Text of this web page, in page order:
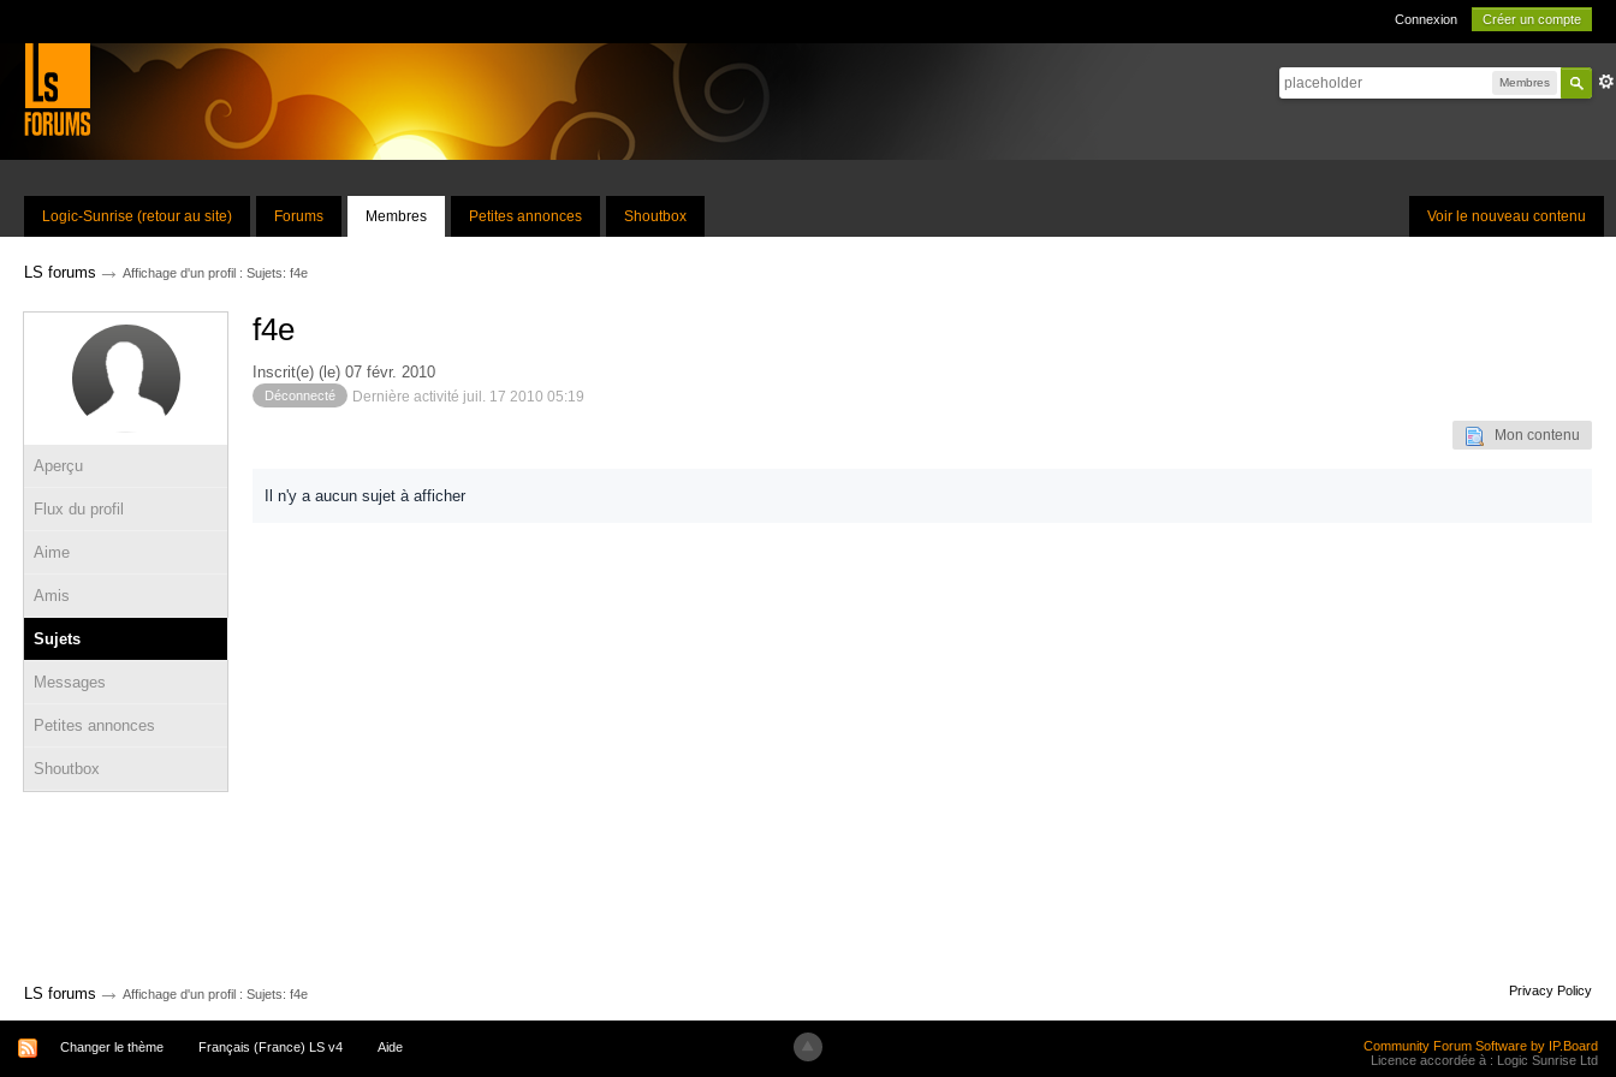
Connexion Créer un compte
Membres
Voir le nouveau contenu
Logic-Sunrise (retour au site) Forums Membres Petites annonces Shoutbox
LS forums → Affichage d'un profil : Sujets: f4e
Aperçu
Flux du profil
Aime
Amis
Sujets
Messages
Petites annonces
Shoutbox
f4e
Inscrit(e) (le) 07 févr. 2010
Déconnecté Dernière activité juil. 17 2010 05:19
Mon contenu
Il n'y a aucun sujet à afficher
LS forums → Affichage d'un profil : Sujets: f4e Privacy Policy
Changer le thème Français (France) LS v4 Aide
Community Forum Software by IP.Board
Licence accordée à : Logic Sunrise Ltd